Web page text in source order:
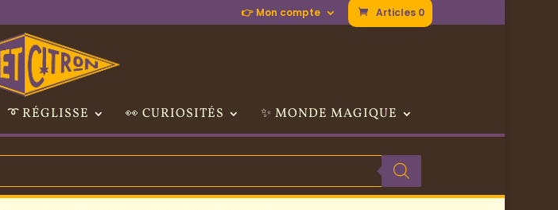
👉 Mon compte Articles 0
➰ RÉGLISSE 👀 CURIOSITÉS ✨ MONDE MAGIQUE